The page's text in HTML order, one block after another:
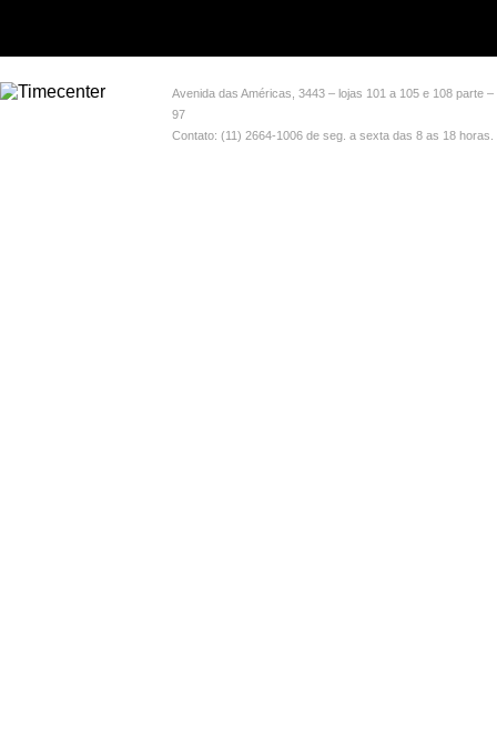
Avenida das Américas, 3443 – lojas 101 a 105 e 108 parte
97
Contato: (11) 2664-1006 de seg. a sexta das 8 as 18